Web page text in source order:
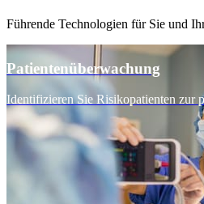
Führende Technologien für Sie und
Patientenüberwachung
Identifizieren Sie Risikopatienten zur